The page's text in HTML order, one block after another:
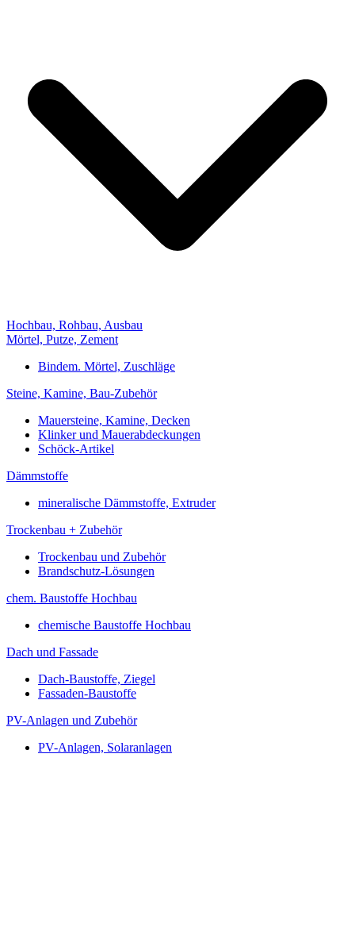
Hochbau, Rohbau, Ausbau
Mörtel, Putze, Zement
Bindem. Mörtel, Zuschläge
Steine, Kamine, Bau-Zubehör
Mauersteine, Kamine, Decken
Klinker und Mauerabdeckungen
Schöck-Artikel
Dämmstoffe
mineralische Dämmstoffe, Extruder
Trockenbau + Zubehör
Trockenbau und Zubehör
Brandschutz-Lösungen
chem. Baustoffe Hochbau
chemische Baustoffe Hochbau
Dach und Fassade
Dach-Baustoffe, Ziegel
Fassaden-Baustoffe
PV-Anlagen und Zubehör
PV-Anlagen, Solaranlagen